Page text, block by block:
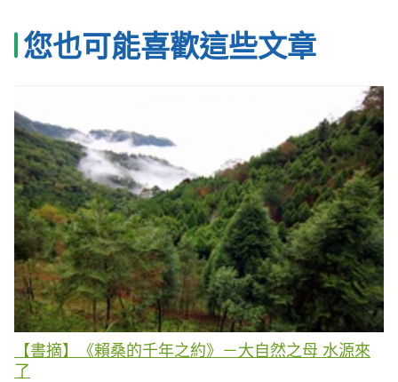
您也可能喜歡這些文章
【書摘】《賴桑的千年之約》－大自然之母 水源來
了